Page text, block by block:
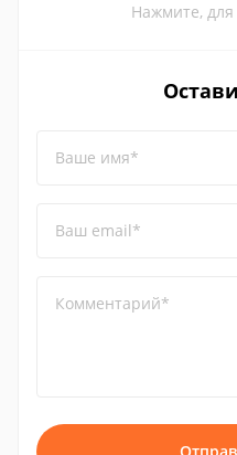
Нажмите,
Ваше имя*
Ваш email*
Комментарий*